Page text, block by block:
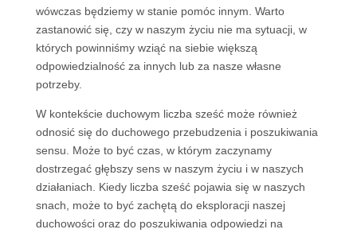
wówczas będziemy w stanie pomóc innym. Warto
zastanowić się, czy w naszym życiu nie ma sytuacji, w
których powinniśmy wziąć na siebie większą
odpowiedzialność za innych lub za nasze własne
potrzeby.
W kontekście duchowym liczba sześć może również
odnosić się do duchowego przebudzenia i poszukiwania
sensu. Może to być czas, w którym zaczynamy
dostrzegać głębszy sens w naszym życiu i w naszych
działaniach. Kiedy liczba sześć pojawia się w naszych
snach, może to być zachętą do eksploracji naszej
duchowości oraz do poszukiwania odpowiedzi na